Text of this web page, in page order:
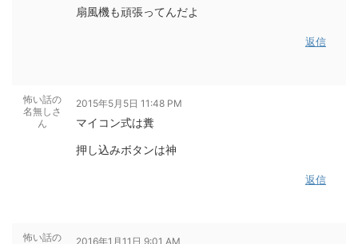
扇風機も頑張ってんだよ
返信
怖い話の
名無しさ
ん
2015年5月5日 11:48 PM
マイコン式は糞
押し込みボタンは神
返信
怖い話の
2016年1月11日 9:01 AM